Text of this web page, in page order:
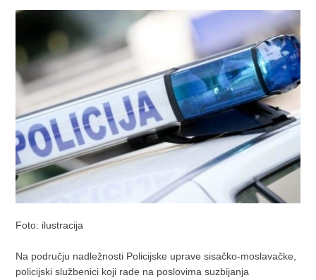
Foto: ilustracija
Na području nadležnosti Policijske uprave sisačko-moslavačke,
policijski službenici koji rade na poslovima suzbijanja